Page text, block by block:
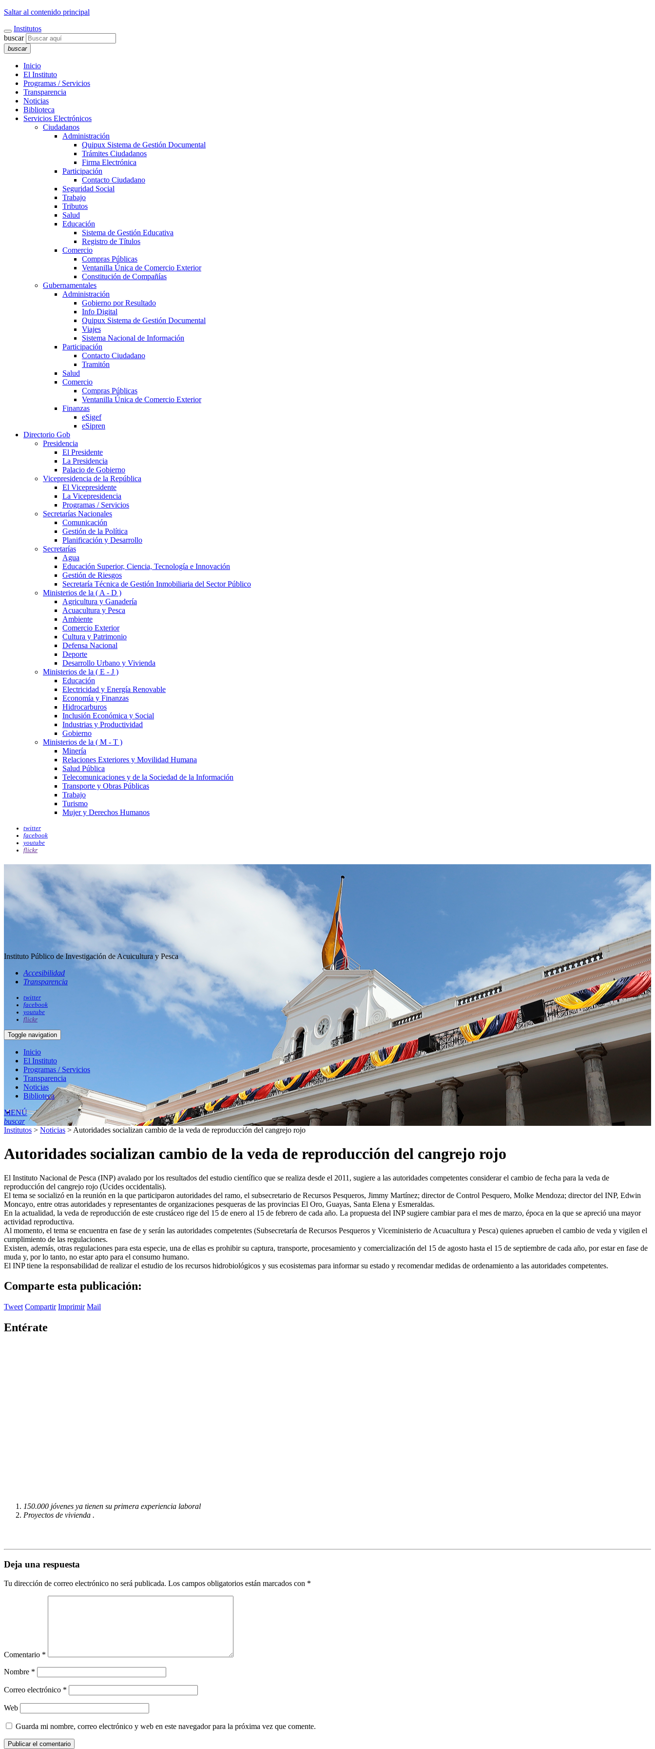
Saltar al contenido principal
Institutos
buscar
buscar
Inicio
El Instituto
Programas / Servicios
Transparencia
Noticias
Biblioteca
Servicios Electrónicos
Ciudadanos
Administración
Quipux Sistema de Gestión Documental
Trámites Ciudadanos
Firma Electrónica
Participación
Contacto Ciudadano
Seguridad Social
Trabajo
Tributos
Salud
Educación
Sistema de Gestión Educativa
Registro de Títulos
Comercio
Compras Públicas
Ventanilla Única de Comercio Exterior
Constitución de Compañías
Gubernamentales
Administración
Gobierno por Resultado
Info Digital
Quipux Sistema de Gestión Documental
Viajes
Sistema Nacional de Información
Participación
Contacto Ciudadano
Tramitón
Salud
Comercio
Compras Públicas
Ventanilla Única de Comercio Exterior
Finanzas
eSigef
eSipren
Directorio Gob
Presidencia
El Presidente
La Presidencia
Palacio de Gobierno
Vicepresidencia de la República
El Vicepresidente
La Vicepresidencia
Programas / Servicios
Secretarías Nacionales
Comunicación
Gestión de la Política
Planificación y Desarrollo
Secretarías
Agua
Educación Superior, Ciencia, Tecnología e Innovación
Gestión de Riesgos
Secretaría Técnica de Gestión Inmobiliaria del Sector Público
Ministerios de la ( A - D )
Agricultura y Ganadería
Acuacultura y Pesca
Ambiente
Comercio Exterior
Cultura y Patrimonio
Defensa Nacional
Deporte
Desarrollo Urbano y Vivienda
Ministerios de la ( E - J )
Educación
Electricidad y Energía Renovable
Economía y Finanzas
Hidrocarburos
Inclusión Económica y Social
Industrias y Productividad
Gobierno
Ministerios de la ( M - T )
Minería
Relaciones Exteriores y Movilidad Humana
Salud Pública
Telecomunicaciones y de la Sociedad de la Información
Transporte y Obras Públicas
Trabajo
Turismo
Mujer y Derechos Humanos
twitter
facebook
youtube
flickr
Instituto Público de Investigación de Acuicultura y Pesca
Accesibilidad
Transparencia
twitter
facebook
youtube
flickr
Toggle navigation
Inicio
El Instituto
Programas / Servicios
Transparencia
Noticias
Biblioteca
MENÚ
buscar
Institutos > Noticias > Autoridades socializan cambio de la veda de reproducción del cangrejo rojo
Autoridades socializan cambio de la veda de reproducción del cangrejo rojo
El Instituto Nacional de Pesca (INP) avalado por los resultados del estudio científico que se realiza desde el 2011, sugiere a las autoridades competentes considerar el cambio de fecha para la veda de
reproducción del cangrejo rojo (Ucides occidentalis).
El tema se socializó en la reunión en la que participaron autoridades del ramo, el subsecretario de Recursos Pesqueros, Jimmy Martínez; director de Control Pesquero, Molke Mendoza; director del INP, Edwin
Moncayo, entre otras autoridades y representantes de organizaciones pesqueras de las provincias El Oro, Guayas, Santa Elena y Esmeraldas.
En la actualidad, la veda de reproducción de este crustáceo rige del 15 de enero al 15 de febrero de cada año. La propuesta del INP sugiere cambiar para el mes de marzo, época en la que se apreció una mayor
actividad reproductiva.
Al momento, el tema se encuentra en fase de y serán las autoridades competentes (Subsecretaría de Recursos Pesqueros y Viceministerio de Acuacultura y Pesca) quienes aprueben el cambio de veda y vigilen el
cumplimiento de las regulaciones.
Existen, además, otras regulaciones para esta especie, una de ellas es prohibir su captura, transporte, procesamiento y comercialización del 15 de agosto hasta el 15 de septiembre de cada año, por estar en fase de
muda y, por lo tanto, no estar apto para el consumo humano.
El INP tiene la responsabilidad de realizar el estudio de los recursos hidrobiológicos y sus ecosistemas para informar su estado y recomendar medidas de ordenamiento a las autoridades competentes.
Comparte esta publicación:
Tweet Compartir Imprimir Mail
Entérate
150.000 jóvenes ya tienen su primera experiencia laboral
Proyectos de vivienda .
Deja una respuesta
Tu dirección de correo electrónico no será publicada. Los campos obligatorios están marcados con *
Comentario *
Nombre *
Correo electrónico *
Web
Guarda mi nombre, correo electrónico y web en este navegador para la próxima vez que comente.